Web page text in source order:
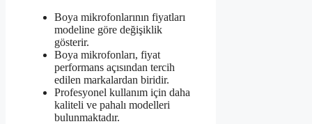
Boya mikrofonlarının fiyatları
modeline göre değişiklik
gösterir.
Boya mikrofonları, fiyat
performans açısından tercih
edilen markalardan biridir.
Profesyonel kullanım için daha
kaliteli ve pahalı modelleri
bulunmaktadır.